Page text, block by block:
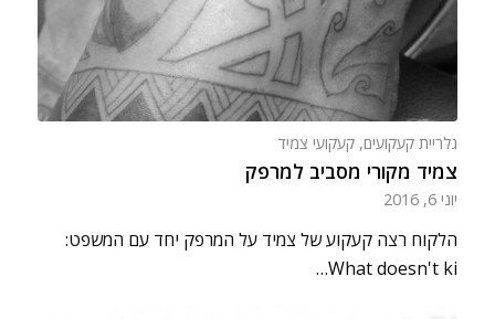
גלריית קעקועים, קעקועי צמיד
צמיד מקורי מסביב למרפק
יוני 6, 2016
הלקוח רצה קעקוע של צמיד על המרפק יחד עם המשפט:
What doesn't ki…